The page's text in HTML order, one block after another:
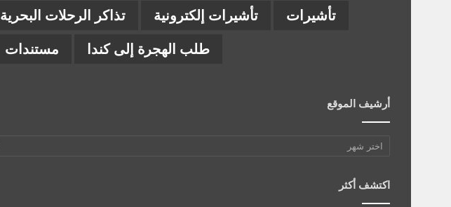
تأشيرات
تأشيرات إلكترونية تذاكر الرحلات البحرية
طلب الهجرة إلى كندا
مستندات
أرشيف الموقع
أرشيف
اكتشف أكثر